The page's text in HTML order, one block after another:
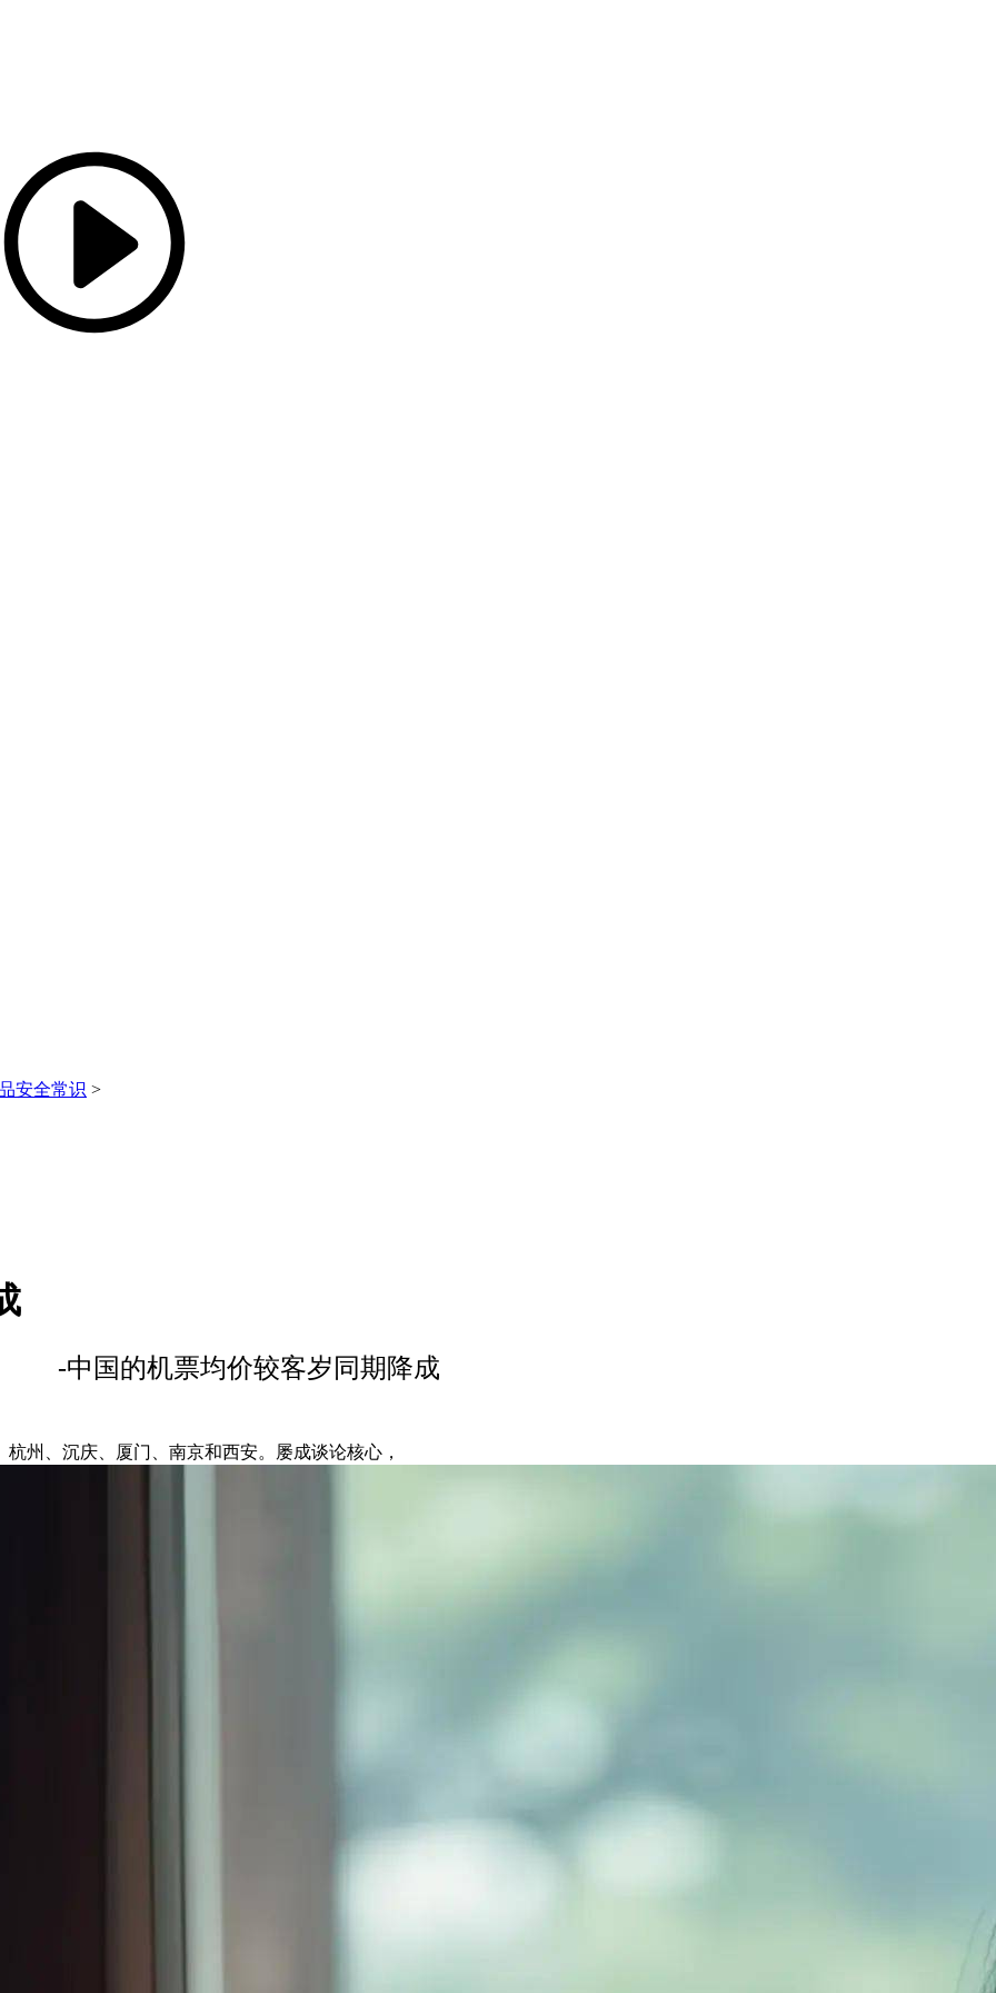
安全常识 >
-中国的机票均价较客岁同期降成
、沉庆、厦门、南京和西安。屡成谈论核心，